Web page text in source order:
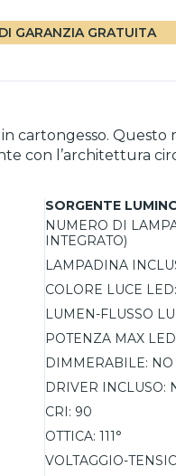
GARANZIA GRATUITA
cartongesso. Questo
con l’architettura
come soggiorni,
(acquistabile
cromatica
SORGENTE
NUMERO DI
INTEGRATO)
LAMPADINA
COLORE LUCE LED:
LUMEN-FLUSSO
POTENZA MAX
DIMMERABILE: NO
DRIVER INCLUSO:
CRI: 90
OTTICA: 111°
VOLTAGGIO-